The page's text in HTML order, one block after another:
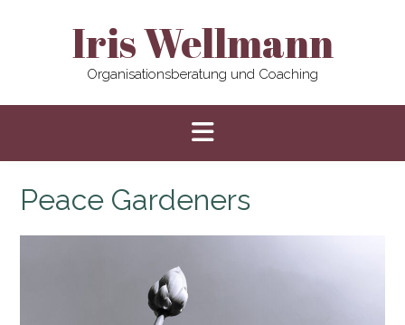
Iris Wellmann
Organisationsberatung und Coaching
Peace Gardeners